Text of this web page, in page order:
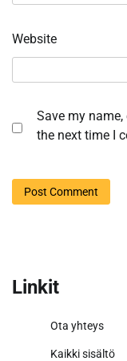
Website
Save my
the next time I
Linkit
Ota yhteys
Kaikki sisältö